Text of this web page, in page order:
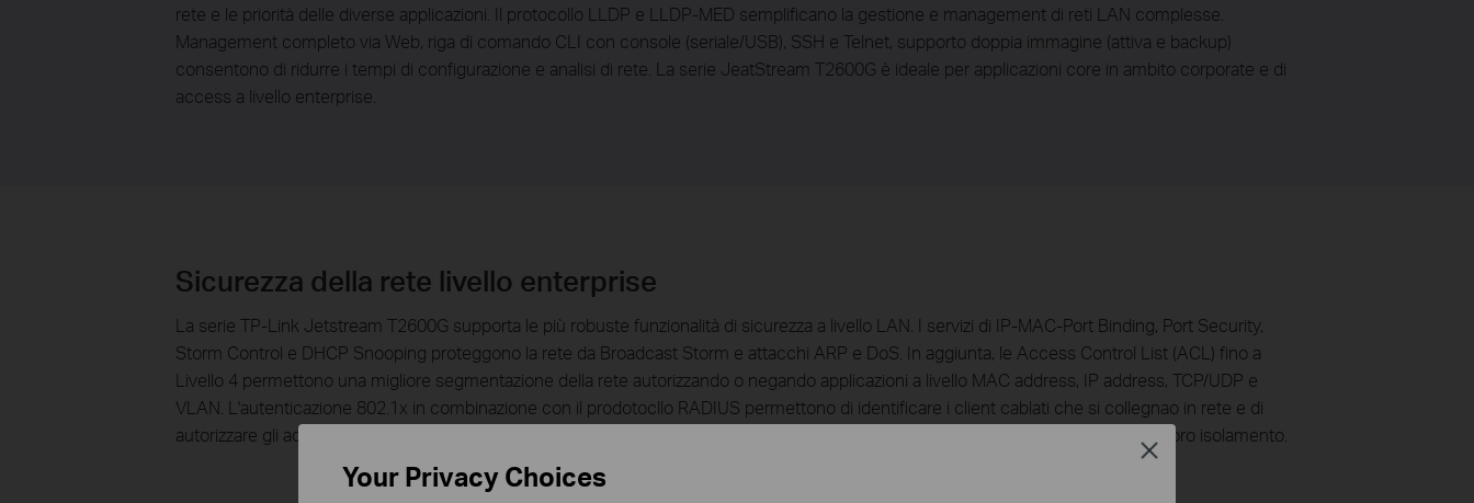
rete e le priorità delle diverse applicazioni. Il protocollo LLDP e LLDP-MED semplificano la gestione e management di reti LAN complesse.
Management completo via Web, riga di comando CLI con console (seriale/USB), SSH e Telnet, supporto doppia immagine (attiva e backup)
consentono di ridurre i tempi di configurazione e analisi di rete. La serie JeatStream T2600G è ideale per applicazioni core in ambito corporate e di
access a livello enterprise.
Sicurezza della rete livello enterprise
La serie TP-Link Jetstream T2600G supporta le più robuste funzionalità di sicurezza a livello LAN. I servizi di IP-MAC-Port Binding, Port Security,
Storm Control e DHCP Snooping proteggono la rete da Broadcast Storm e attacchi ARP e DoS. In aggiunta, le Access Control List (ACL) fino a
Livello 4 permettono una migliore segmentazione della rete autorizzando o negando applicazioni a livello MAC address, IP address, TCP/UDP e
VLAN. L'autenticazione 802.1x in combinazione con il prodotocllo RADIUS permettono di identificare i client cablati che si collegnao in rete e di
autorizzare gli accessi in maniera autorizzata e controllata. La VLAN Guest inoltre garantisce gli accessi ai client non autenticati e il loro isolamento.
Your Privacy Choices
Close